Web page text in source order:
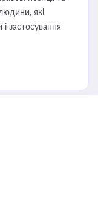
які
застосування